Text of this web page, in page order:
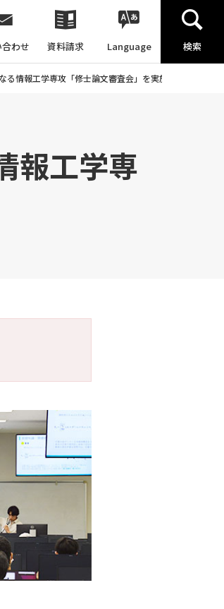
わせ 資料請求 Language 検索
情報工学専攻「修士論文審査会」を実施
報工学専